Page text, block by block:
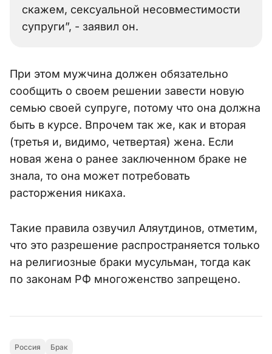
скажем, сексуальной несовместимости
супруги”, - заявил он.
При этом мужчина должен обязательно
сообщить о своем решении завести новую
семью своей супруге, потому что она должна
быть в курсе. Впрочем так же, как и вторая
(третья и, видимо, четвертая) жена. Если
новая жена о ранее заключенном браке не
знала, то она может потребовать
расторжения никаха.
Такие правила озвучил Аляутдинов, отметим,
что это разрешение распространяется только
на религиозные браки мусульман, тогда как
по законам РФ многоженство запрещено.
Россия Брак